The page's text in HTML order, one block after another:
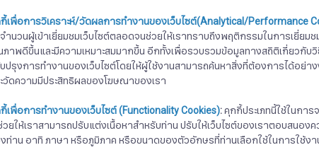
เพื่อการวิเคราะห์/วัดผลการทำงานของเว็บไซต์(Analytical/Performance
ำนวนผู้เข้าเยี่ยมชมเว็บไซต์ตลอดจนช่วยให้เราทราบถึงพฤติกรรมในการเยี่ยม
าพดีขึ้นและมีความเหมาะสมมากขึ้น อีกทั้งเพื่อรวบรวมข้อมูลทางสถิติเกี่ยวกับวิ
ปรุงการทำงานของเว็บไซต์โดยให้ผู้ใช้งานสามารถค้นหาสิ่งที่ต้องการได้อย่า
วัดความมีประสิทธิผลของโฆษณาของเรา
เพื่อการทำงานของเว็บไซต์(Functionality Cookies):คุกกี้ประเภทนี้ใช้ในกา
วยให้เราสามารถปรับแต่งเนื้อหาสำหรับท่าน ปรับให้เว็บไซต์ของเราตอบสน
ท่าน อาทิ ภาษา หรือภูมิภาค หรือขนาดของตัวอักษรที่ท่านเลือกใช้ในการใช้งา